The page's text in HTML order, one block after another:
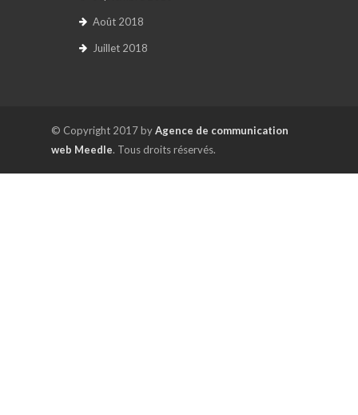
Août 2018
Juillet 2018
© Copyright 2017 byAgence de communication
web Meedle. Tous droits réservés.